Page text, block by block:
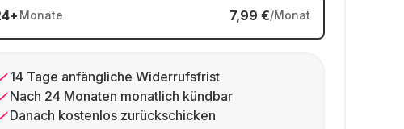
+ Monate 7,99 €/Monat
14 Tage anfängliche Widerrufsfrist
Nach 24 Monaten monatlich kündbar
Danach kostenlos zurückschicken